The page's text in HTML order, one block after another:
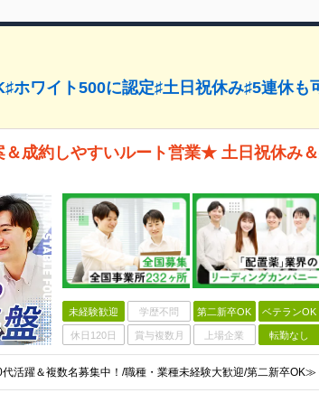
ホワイト500に認定♯土日祝休み♯5連休も
成約しやすいルート営業★ 土日祝休み
未経験歓迎 学歴不問 第二新卒OK ベテランOK
休日120日 賞与複数月 上場企業 転勤なし